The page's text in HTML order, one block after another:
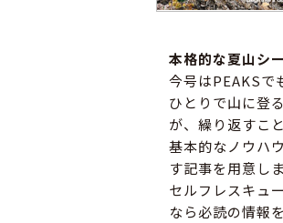
本格的な夏山シ
今号はPEAKSで
ひとりで山に登
が、繰り返すこ
基本的なノウハ
す記事を用意し
セルフレスキュ
なら必読の情報